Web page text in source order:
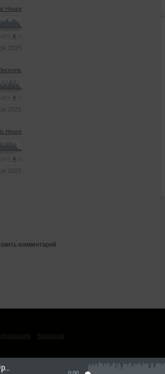
Twist sound - Выходим на Орбиту Vol.285
0:00
House
2025
2025
House
2025
комментарий
Вакансии